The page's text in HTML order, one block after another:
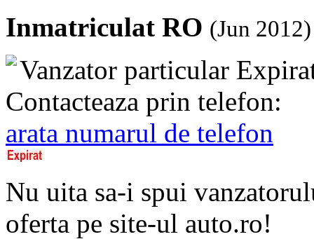
Inmatriculat RO (Jun 2012)
Vanzator particular
Contacteaza prin telefon:
arata numarul de telefon
Nu uita sa-i spui
oferta pe site-ul auto.ro!